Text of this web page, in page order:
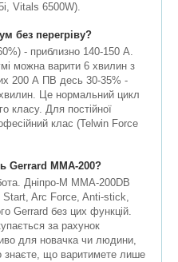
Vitals 6500W).
без перегріву?
- приблизно 140-150 А.
можна варити 6 хвилин з
200 А ПВ десь 30-35% -
Це нормальний цикл
класу. Для постійної
клас (Telwin Force
Gerrard MMA-200?
Дніпро-М ММА-200DB
Start, Arc Force, Anti-stick,
Gerrard без цих функцій.
за рахунок
для новачка чи людини,
знаєте, що варитимете лише